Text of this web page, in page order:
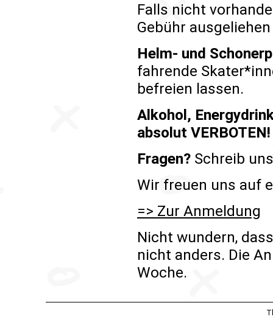
Falls nicht
Gebühr
Helm- und
fahrende
befreien lassen.
Alkohol,
absolut VERBOTEN!
Fragen? Schreib
Wir freuen uns auf
=> Zur Anmeldung
Nicht wundern,
nicht anders. Die
Woche.